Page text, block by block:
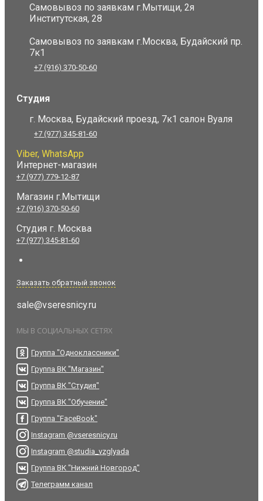
Самовывоз по заявкам г.Мытищи, 2я
Институтская, 28
Самовывоз по заявкам г.Москва, Будайский пр.
7к1
+7 (916) 370-50-60
Студия
г. Москва, Будайский проезд, 7к1 салон Вуаля
+7 (977) 345-81-60
Viber, WhatsApp
Интернет-магазин
+7 (977) 779-12-87
Магазин г.Мытищи
+7 (916) 370-50-60
Студия г. Москва
+7 (977) 345-81-60
Заказать обратный звонок
sale@vseresnicy.ru
МЫ В СОЦИАЛЬНЫХ СЕТЯХ
Группа "Одноклассники"
Группа ВК "Магазин"
Группа ВК "Студия"
Группа ВК "Обучение"
Группа "FaceBook"
Instagram @vseresnicy.ru
Instagram @studia_vzglyada
Группа ВК "Нижний Новгород"
Телеграмм канал